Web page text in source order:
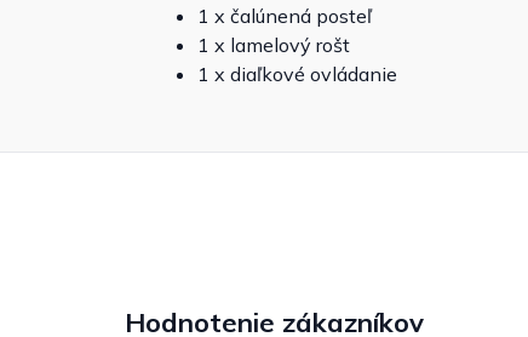
1 x čalúnená posteľ
1 x lamelový rošt
1 x diaľkové ovládanie
Hodnotenie zákazníkov